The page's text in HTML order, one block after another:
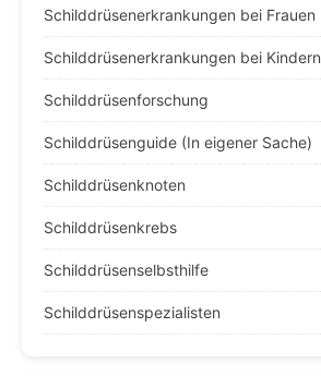
Schilddrüsenerkrankungen bei Frauen
Schilddrüsenerkrankungen bei Kindern
Schilddrüsenforschung
Schilddrüsenguide (In eigener Sache)
Schilddrüsenknoten
Schilddrüsenkrebs
Schilddrüsenselbsthilfe
Schilddrüsenspezialisten